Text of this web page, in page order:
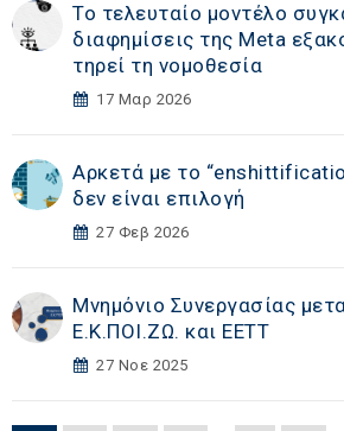
Το τελευταίο μοντέλο
διαφημίσεις της Meta
τηρεί τη νομοθεσία
17 Μαρ 2026
Αρκετά με το
δεν είναι επιλογή
27 Φεβ 2026
Μνημόνιο Συνεργασίας
Ε.Κ.ΠΟΙ.ΖΩ. και ΕΕΤΤ
27 Νοε 2025